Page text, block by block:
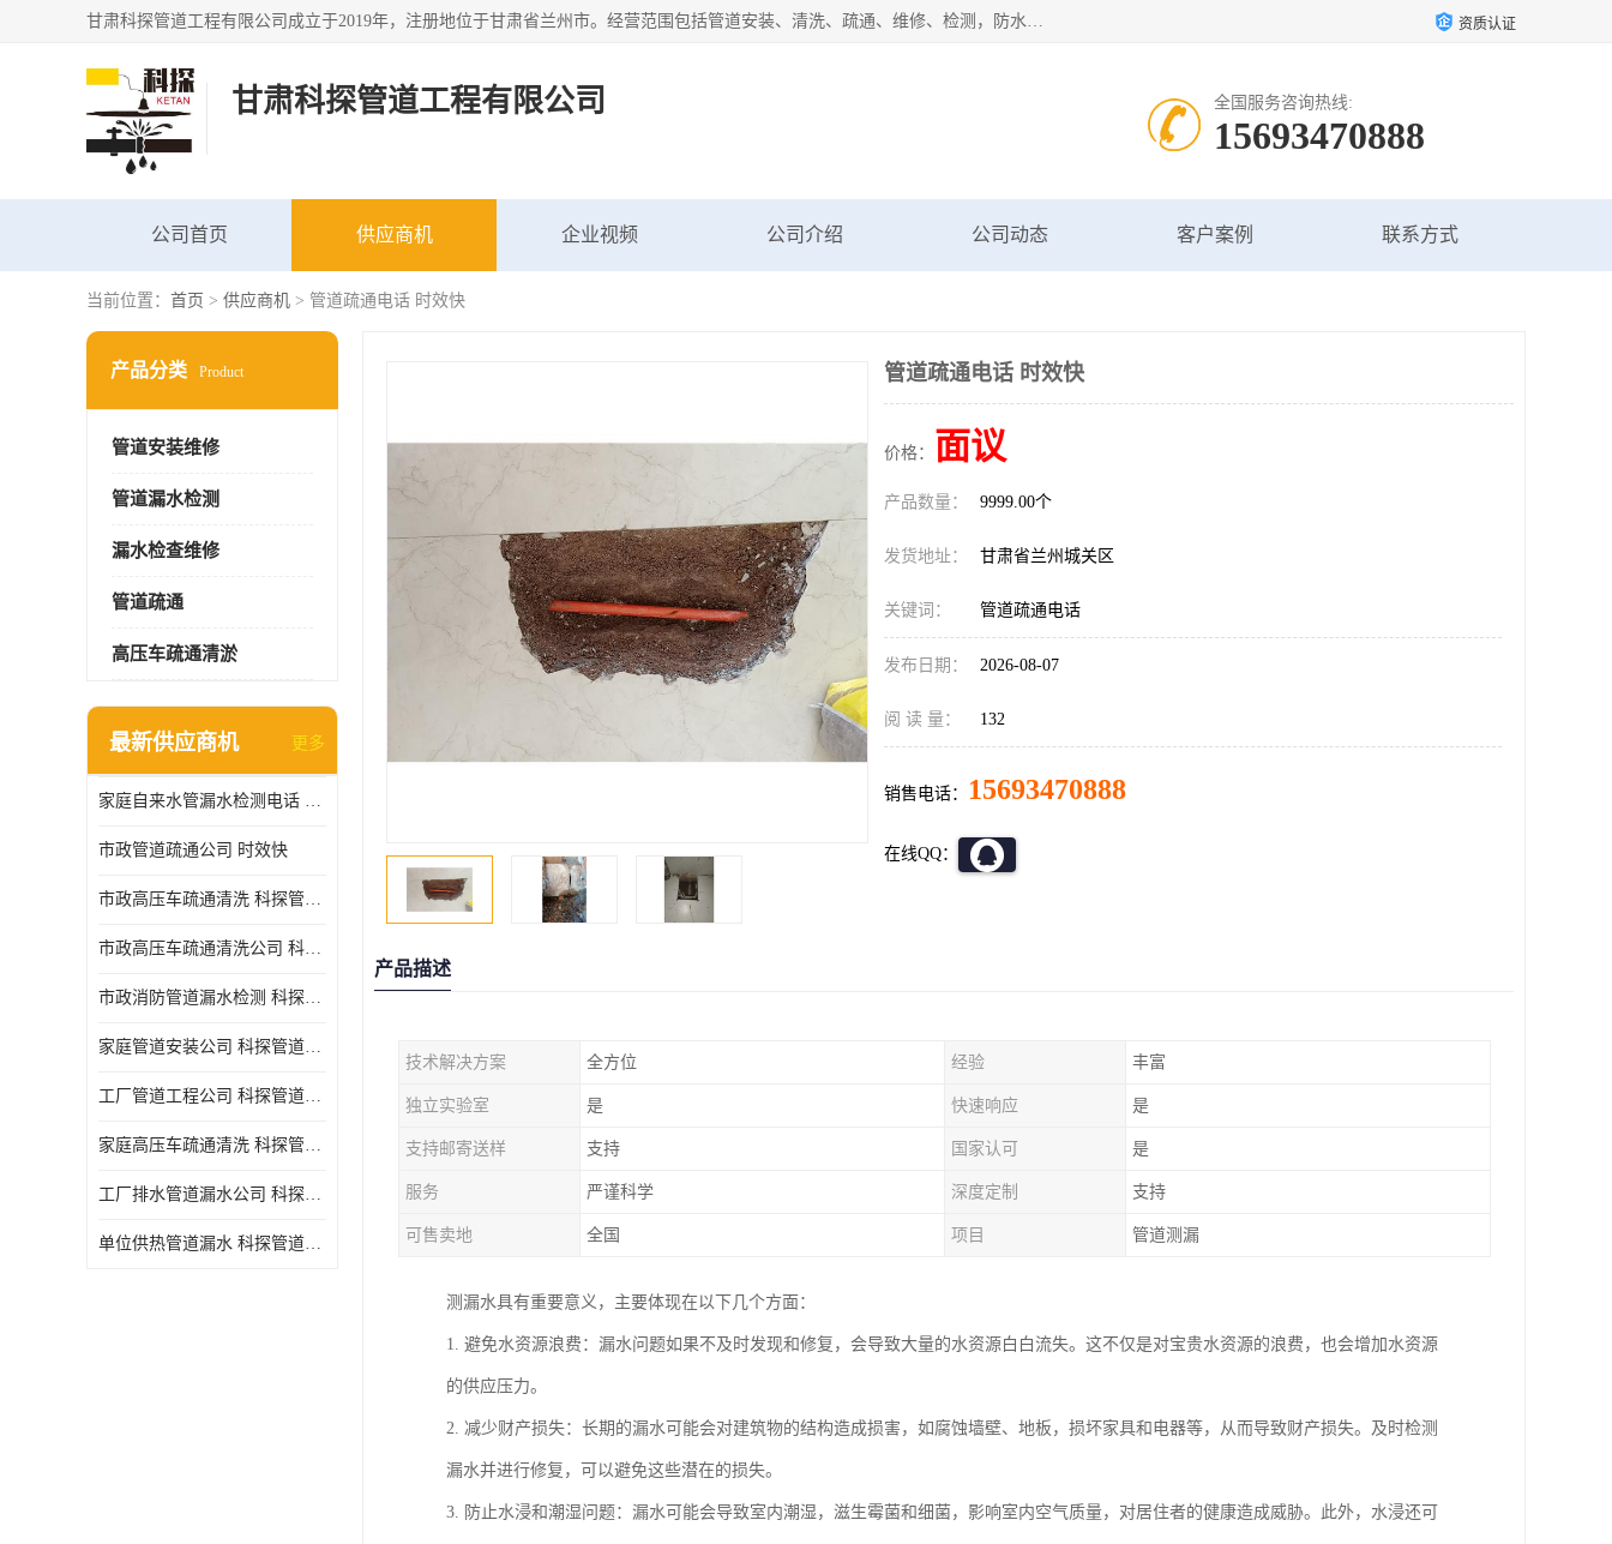
甘肃科探管道工程有限公司成立于2019年，注册地位于甘肃省兰州市。经营范围包括管道安装、清洗、疏通、维修、检测，防水工程，工程钻孔，化粪池清理，暖气安装，给排水管道安装维修，室内外管道如消防、供水、供热管道漏水检测定位，室内外防水堵漏等。 资质认证
甘肃科探管道工程有限公司 全国服务咨询热线:
15693470888
公司首页 供应商机 企业视频 公司介绍 公司动态 客户案例 联系方式
当前位置： 首页 > 供应商机 > 管道疏通电话 时效快
产品分类 Product
管道安装维修
管道漏水检测
漏水检查维修
管道疏通
高压车疏通清淤
最新供应商机 更多
家庭自来水管漏水检测电话 服务周到
市政管道疏通公司 时效快
市政高压车疏通清洗 科探管道工程 设备齐
市政高压车疏通清洗公司 科探管道工程 经验丰富
市政消防管道漏水检测 科探管道工程 快速上门
家庭管道安装公司 科探管道工程 团队服务
工厂管道工程公司 科探管道工程 时效快
家庭高压车疏通清洗 科探管道工程 服务周到
工厂排水管道漏水公司 科探管道工程 快速上门
单位供热管道漏水 科探管道工程 设备齐
管道疏通电话 时效快
价格： 面议
产品数量： 9999.00个
发货地址： 甘肃省兰州城关区
关键词： 管道疏通电话
发布日期： 2026-08-07
阅 读 量： 132
销售电话： 15693470888
在线QQ：
产品描述
技术解决方案 全方位 经验 丰富
独立实验室 是 快速响应 是
支持邮寄送样 支持 国家认可 是
服务 严谨科学 深度定制 支持
可售卖地 全国 项目 管道测漏
测漏水具有重要意义，主要体现在以下几个方面：
1. 避免水资源浪费：漏水问题如果不及时发现和修复，会导致大量的水资源白白流失。这不仅是对宝贵水资源的浪费，也会增加水资源
的供应压力。
2. 减少财产损失：长期的漏水可能会对建筑物的结构造成损害，如腐蚀墙壁、地板，损坏家具和电器等，从而导致财产损失。及时检测
漏水并进行修复，可以避免这些潜在的损失。
3. 防止水浸和潮湿问题：漏水可能会导致室内潮湿，滋生霉菌和细菌，影响室内空气质量，对居住者的健康造成威胁。此外，水浸还可